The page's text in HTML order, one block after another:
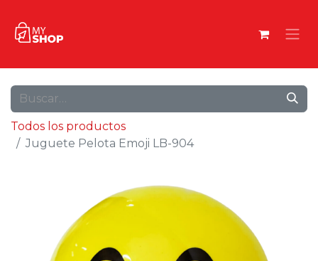
Todos los productos
Juguete Pelota Emoji LB-904